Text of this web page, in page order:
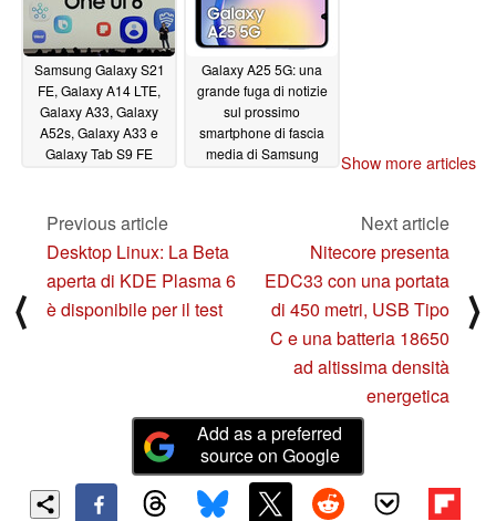
Samsung Galaxy S21
FE, Galaxy A14 LTE,
Galaxy A33, Galaxy
A52s, Galaxy A33 e
Galaxy Tab S9 FE
aggiornamenti stabili di
Galaxy A25 5G: una
grande fuga di notizie
sul prossimo
smartphone di fascia
media di Samsung
Show more articles
⟨
Previous article
Desktop Linux: La Beta
aperta di KDE Plasma 6
è disponibile per il test
Next article
Nitecore presenta
EDC33 con una portata
di 450 metri, USB Tipo
C e una batteria 18650
ad altissima densità
energetica
⟩
Add as a preferred
source on Google